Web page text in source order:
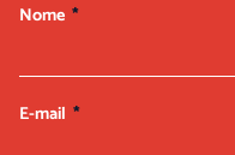
Nome
E-mail